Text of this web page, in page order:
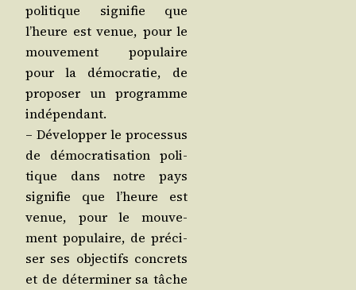
poli­tique signi­fie que
l’heure est venue, pour le
mou­ve­ment popu­laire
pour la démo­cra­tie, de
pro­po­ser un pro­gramme
indépendant.
– Déve­lop­per le pro­ces­sus
de démo­cra­ti­sa­tion poli­
tique dans notre pays
signi­fie que l’heure est
venue, pour le mou­ve­
ment popu­laire, de pré­ci­
ser ses objec­tifs concrets
et de déter­mi­ner sa tâche